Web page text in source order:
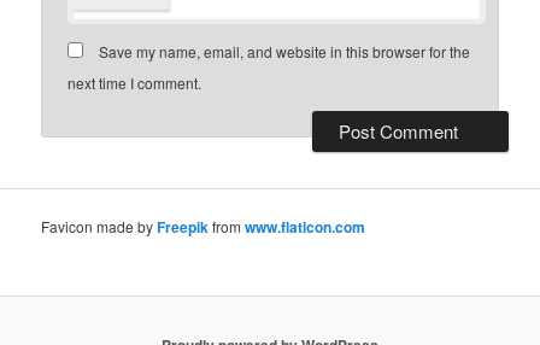
Save my name, email, and website in this browser for the
next time I comment.
Favicon made byFreepikfromwww.flaticon.com